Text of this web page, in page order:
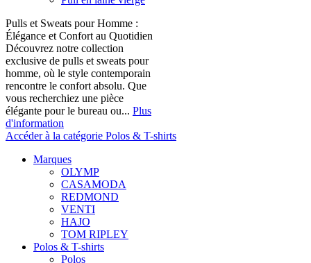
Pulls et Sweats pour Homme :
Élégance et Confort au Quotidien
Découvrez notre collection
exclusive de pulls et sweats pour
homme, où le style contemporain
rencontre le confort absolu. Que
vous recherchiez une pièce
élégante pour le bureau ou... Plus
d'information
Accéder à la catégorie Polos & T-shirts
Marques
OLYMP
CASAMODA
REDMOND
VENTI
HAJO
TOM RIPLEY
Polos & T-shirts
Polos